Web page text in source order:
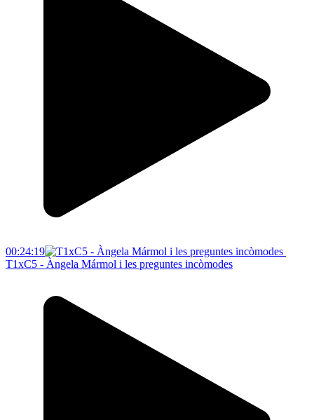
00:24:19
T1xC5 - Àngela Mármol i les preguntes incòmodes